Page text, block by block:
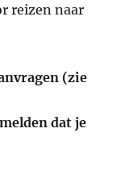
reizen naar
(zie
dat je